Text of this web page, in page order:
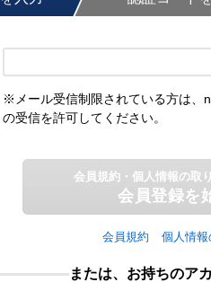
※メール受信制限されている方は、
の受信を許可してください。
会員規約・個人情報の取
会員登録を
会員規約 個人情
または、お持ちのア